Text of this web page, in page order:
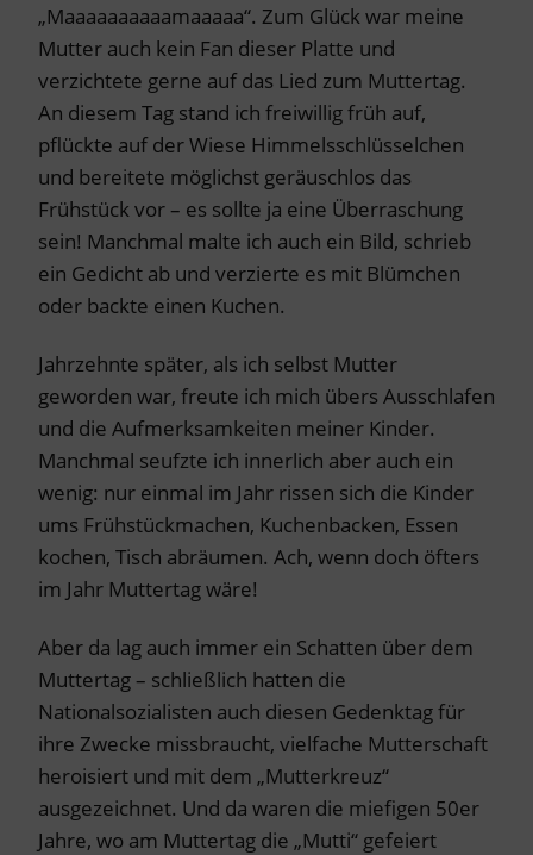
„Maaaaaaaaaamaaaaa“. Zum Glück war meine
Mutter auch kein Fan dieser Platte und
verzichtete gerne auf das Lied zum Muttertag.
An diesem Tag stand ich freiwillig früh auf,
pflückte auf der Wiese Himmelsschlüsselchen
und bereitete möglichst geräuschlos das
Frühstück vor – es sollte ja eine Überraschung
sein! Manchmal malte ich auch ein Bild, schrieb
ein Gedicht ab und verzierte es mit Blümchen
oder backte einen Kuchen.
Jahrzehnte später, als ich selbst Mutter
geworden war, freute ich mich übers Ausschlafen
und die Aufmerksamkeiten meiner Kinder.
Manchmal seufzte ich innerlich aber auch ein
wenig: nur einmal im Jahr rissen sich die Kinder
ums Frühstückmachen, Kuchenbacken, Essen
kochen, Tisch abräumen. Ach, wenn doch öfters
im Jahr Muttertag wäre!
Aber da lag auch immer ein Schatten über dem
Muttertag – schließlich hatten die
Nationalsozialisten auch diesen Gedenktag für
ihre Zwecke missbraucht, vielfache Mutterschaft
heroisiert und mit dem „Mutterkreuz“
ausgezeichnet. Und da waren die miefigen 50er
Jahre, wo am Muttertag die „Mutti“ gefeiert